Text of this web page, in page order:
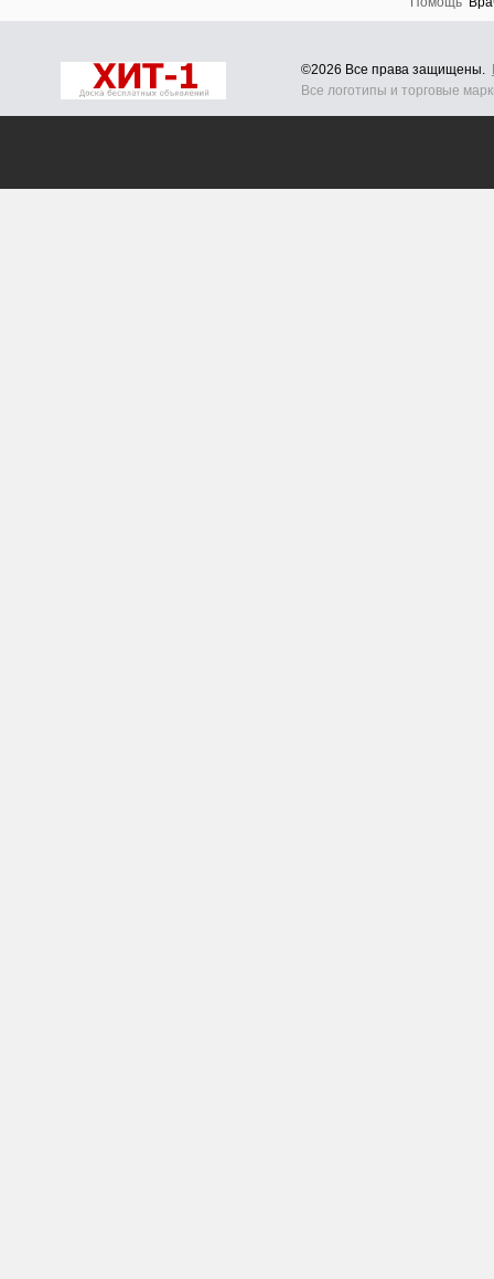
©2026 Все права защищены.
Все логотипы и торговые